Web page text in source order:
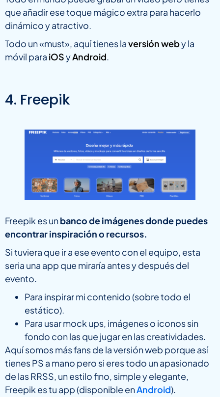
que añadir ese toque mágico extra para hacerlo
dinámico y atractivo.
Todo un «must», aquí tienes laversión weby la
móvil para iOSyAndroid.
4. Freepik
Freepik es unbanco de imágenes donde puedes
encontrar inspiración o recursos.
Si tuviera que ir a ese evento con el equipo, esta
seria una app que miraría antes y después del
evento.
Para inspirar mi contenido (sobre todo el
estático).
Para usar mock ups, imágenes o iconos sin
fondo con las que jugar en las creatividades.
Aquí somos más fans de la versión web porque así
tienes PS a mano pero si eres todo un apasionado
de las RRSS, un estilo fino, simple y elegante,
Freepik es tu app (disponible enAndroid).